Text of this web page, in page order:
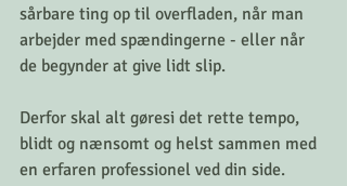
sårbare ting op til overfladen, når man
arbejder med spændingerne - eller når
de begynder at give lidt slip.
Derfor skal alt gøresi det rette tempo,
blidt og nænsomt og helst sammen med
en erfaren professionel ved din side.